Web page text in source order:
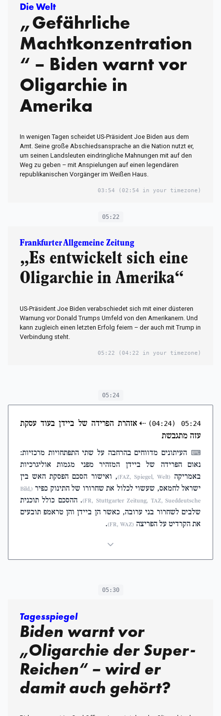
Die Welt
„Gefährliche
Machtkonzentration
“ – Biden warnt vor
Oligarchie in
Amerika
In wenigen Tagen scheidet US-Präsident Joe Biden aus dem
Amt. Seine große Abschiedsansprache an die Nation nutzt er,
um seinen Landsleuten eindringliche Mahnungen mit auf den
Weg zu geben – mit Anspielungen auf einen legendären
republikanischen Vorgänger im Weißen Haus.
03:54 (02:54 in your timezone)
05:22
Frankfurter Allgemeine Zeitung
„Es entwickelt sich eine
Oligarchie in Amerika“
US-Präsident Joe Biden verabschiedet sich mit einer düsteren
Warnung vor Donald Trumps Umfeld von den Amerikanern. Und
kann zugleich einen letzten Erfolg feiern – der auch mit Trump in
Verbindung steht.
05:22 (04:22 in your timezone)
05:24
05:24
(04:24)
⇠אזהרת הפרידה של ביידן בעוד עסקת
עזה מתגבשת
⌨ העיתונים מדווחים בהרחבה על שתי התפתחויות מרכזיות:
נאום הפרידה של ביידן המזהיר מפני מגמות אוליגרכיות
באמריקה (FAZ, Spiegel, Welt)
, ואישור הסכם הפסקת האש בין
ישראל לחמאס, שעשוי לכלול את שחרורו של התינוק כפיר (Bild,
FR, Stuttgarter Zeitung, TAZ, Sueddeutsche) . ההסכם כולל תוכנית
שלבים לשחרור בני ערובה, כאשר הן ביידן והן טראמפ תובעים
את הקרדיט על הפריצה (FR, WAZ)
.
05:30
Tagesspiegel
Biden warnt vor
„Oligarchie der Super-
Reichen“ – wird er
damit auch gehört?